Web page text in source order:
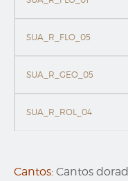
SUA_R_FLO_05
SUA_R_GEO_05
SUA_R_ROL_04
Cantos: Cantos